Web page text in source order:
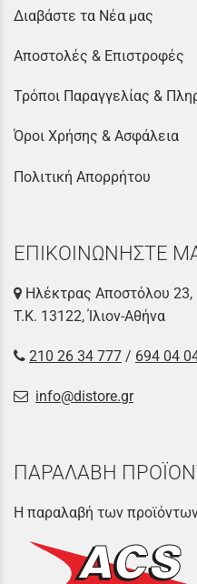
Διαβάστε τα Νέα μας
Αποστολές & Επιστροφές
Τρόποι Παραγγελίας &
Όροι Χρήσης & Ασφάλεια
Πολιτική Απορρήτου
ΕΠΙΚΟΙΝΩΝΗΣΤΕ
Ηλέκτρας Αποστόλου 23,
Τ.Κ. 13122, Ίλιον-Αθήνα
210 26 34 777 / 694 04
info@distore.gr
ΠΑΡΑΛΑΒΗ
Η παραλαβή των